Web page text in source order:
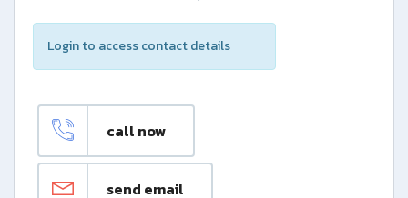
Login to access contact details
call now
send email